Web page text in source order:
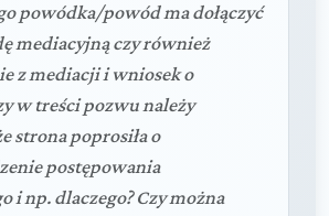
powódka/powód ma dołączyć
mediacyjną czy również
z mediacji i wniosek o
w treści pozwu należy
strona poprosiła o
postępowania
i np. dlaczego? Czy można